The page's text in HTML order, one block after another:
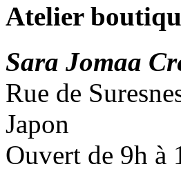
Atelier
Sara Jomaa
Rue de
Japon
Ouvert de 9h à